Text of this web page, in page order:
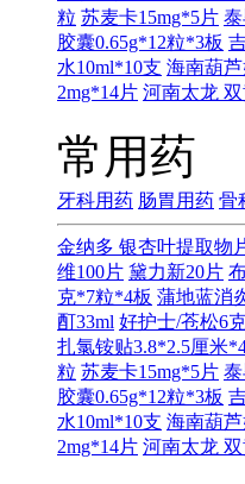
粒 苏麦卡15mg*5片
胶囊0.65g*12粒*3板
水10ml*10支 海南葫
2mg*14片 河南太龙
常用药
牙科用药 肠胃用药 骨
金纳多 银杏叶提取物
维100片 黛力新20片
克*7粒*4板 蒲地蓝消
酊33ml 好护士/苍松6
扎氯铵贴3.8*2.5厘米
粒 苏麦卡15mg*5片
胶囊0.65g*12粒*3板
水10ml*10支 海南葫
2mg*14片 河南太龙